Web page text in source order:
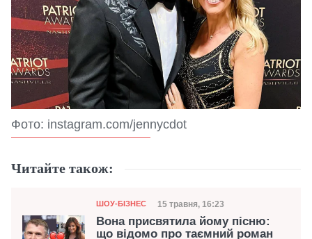
Фото: instagram.com/jennycdot
Читайте також:
Категорія
ШОУ-БІЗНЕС Дата публікації
15 травня, 16:23
Вона присвятила йому пісню:
що відомо про таємний роман